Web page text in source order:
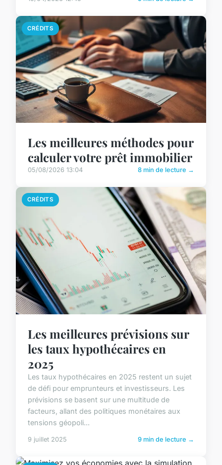
CRÉDITS
Les meilleures méthodes pour
calculer votre prêt immobilier
05/08/2026 13:04 8 min de lecture →
CRÉDITS
Les meilleures prévisions sur
les taux hypothécaires en
2025
Les taux hypothécaires en 2025 restent un sujet
de défi pour emprunteurs et investisseurs. Les
prévisions se basent sur une multitude de
facteurs, allant des politiques monétaires aux
tensions géopoli...
9 juillet 2025 9 min de lecture →